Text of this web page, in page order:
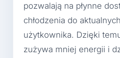
pozwalają na płynne
chłodzenia do
użytkownika. Dzięki
zużywa mniej energii i